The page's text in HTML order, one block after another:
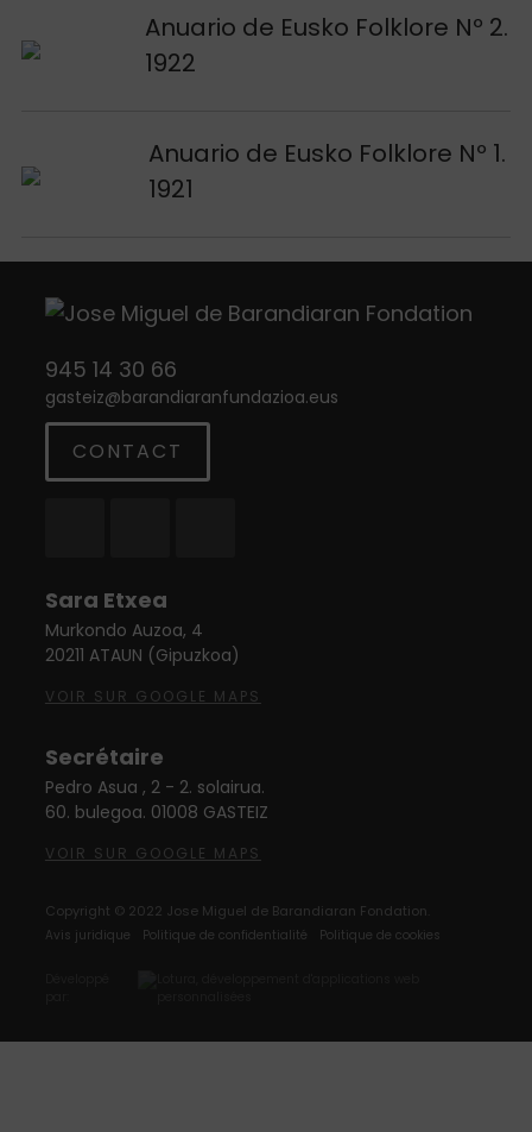
Anuario de Eusko Folklore Nº 2.
1922
Voir publication
Anuario de Eusko Folklore Nº 1.
1921
Voir publication
945 14 30 66
gasteiz@barandiaranfundazioa.eus
CONTACT
Sara Etxea
Murkondo Auzoa, 4
20211 ATAUN (Gipuzkoa)
VOIR SUR GOOGLE MAPS
Secrétaire
Pedro Asua , 2 - 2. solairua.
60. bulegoa. 01008 GASTEIZ
VOIR SUR GOOGLE MAPS
Copyright © 2022 Jose Miguel de Barandiaran Fondation.
Avis juridique Politique de confidentialité Politique de cookies